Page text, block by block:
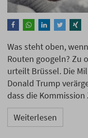
Was steht oben,
Routen googeln? Zu
urteilt Brüssel. Die
Donald Trump
dass die Kommission
Weiterlesen